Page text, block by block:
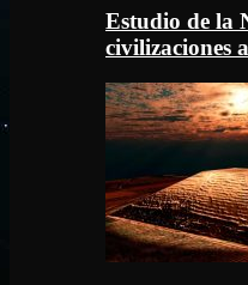
Estudio de la
civilizaciones